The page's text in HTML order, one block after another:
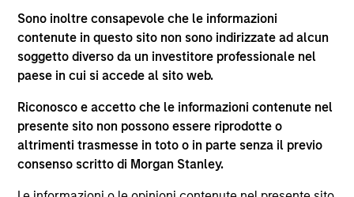
Sono inoltre consapevole che le informazioni
contenute in questo sito non sono indirizzate ad alcun
soggetto diverso da un investitore professionale nel
paese in cui si accede al sito web.
Riconosco e accetto che le informazioni contenute nel
presente sito non possono essere riprodotte o
altrimenti trasmesse in toto o in parte senza il previo
consenso scritto di Morgan Stanley.
L-2633 Senningerberg, R.C.S. Lussemburgo B 29 192.
Le informazioni relative agli aspetti di sostenibilità del
Comparto e una sintesi dei diritti degli investitori sono
disponibili sul sito web sopra indicato.
Inoltre, gli investitori italiani sono invitati a prendere
visione del “Modulo completo di sottoscrizione” (Extended
Application Form), mentre la sezione “Informazioni
supplementari per Hong Kong” (“Additional Information for
Hong Kong Investors”) all’interno del Prospetto riguarda